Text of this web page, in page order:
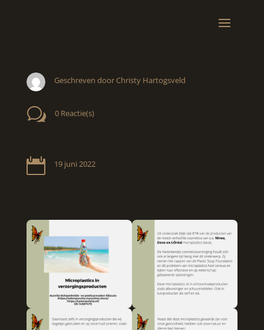
Geschreven door Christy Hartogsveld
w 0 Reactie(s)
 19 juni 2022